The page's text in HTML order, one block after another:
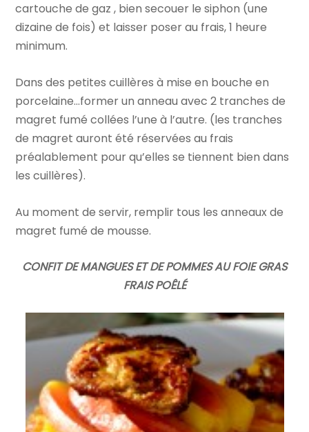
cartouche de gaz , bien secouer le siphon (une
dizaine de fois) et laisser poser au frais, 1 heure
minimum.
Dans des petites cuillères à mise en bouche en
porcelaine…former un anneau avec 2 tranches de
magret fumé collées l’une à l’autre. (les tranches
de magret auront été réservées au frais
préalablement pour qu’elles se tiennent bien dans
les cuillères).
Au moment de servir, remplir tous les anneaux de
magret fumé de mousse.
CONFIT DE MANGUES ET DE POMMES AU FOIE GRAS
FRAIS POÊLÉ